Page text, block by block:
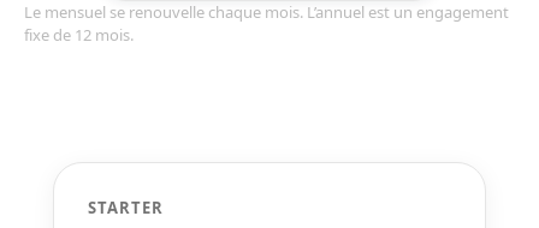
Le mensuel se renouvelle chaque mois. L’annuel est un engagement
fixe de 12 mois.
STARTER